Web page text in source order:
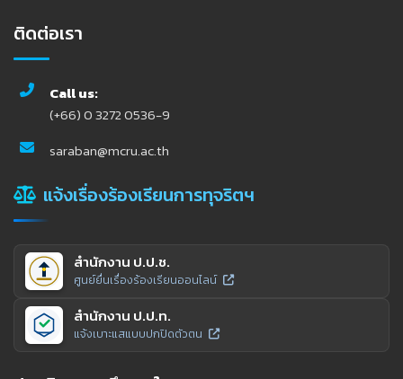
ติดต่อเรา
Call us:
(+66) 0 3272 0536-9
saraban@mcru.ac.th
แจ้งเรื่องร้องเรียนการทุจริตฯ
สำนักงาน ป.ป.ช.
ศูนย์ยื่นเรื่องร้องเรียนออนไลน์
สำนักงาน ป.ป.ท.
แจ้งเบาะแสแบบปกปิดตัวตน